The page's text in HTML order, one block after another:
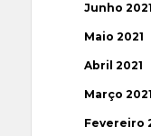
Junho 2021
Maio 2021
Abril 2021
Março 2021
Fevereiro